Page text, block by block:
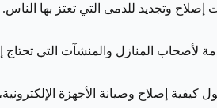
وتجديد للدمى التي تعتز بها الناس.
المنازل والمنشآت التي تحتاج
حول كيفية إصلاح وصيانة الأجهزة